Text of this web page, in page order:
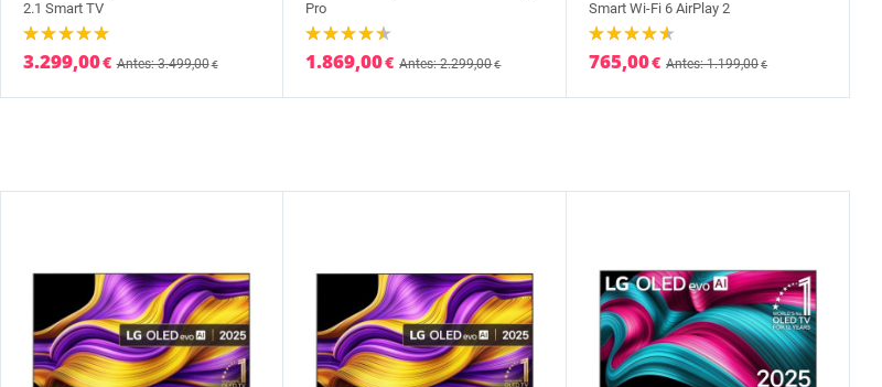
2.1 Smart TV
3.299,00€ Antes: 3.499,00€
Pro
1.869,00€ Antes: 2.299,00€
Smart Wi-Fi 6 AirPlay 2
765,00€ Antes: 1.199,00€